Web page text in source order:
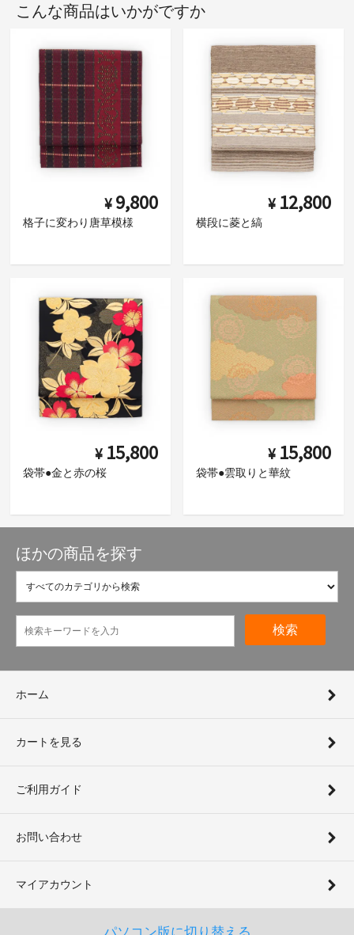
こんな商品はいかがですか
¥ 9,800
格子に変わり唐草模様
¥ 12,800
横段に菱と縞
¥ 15,800
袋帯●金と赤の桜
¥ 15,800
袋帯●雲取りと華紋
ほかの商品を探す
検索
ホーム
カートを見る
ご利用ガイド
お問い合わせ
マイアカウント